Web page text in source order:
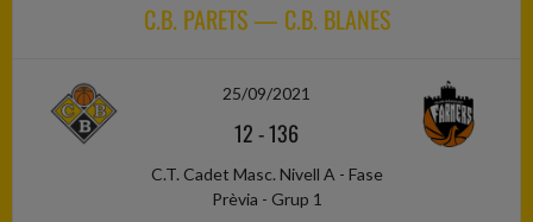
C.B. PARETS — C.B. BLANES
25/09/2021
12-136
C.T. Cadet Masc. Nivell A - Fase
Prèvia - Grup 1